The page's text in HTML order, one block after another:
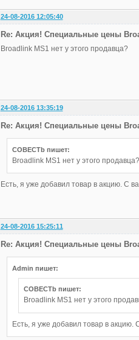
24-08-2016 12:05:40
Re: Акция! Специальные цены
Broadlink MS1 нет у этого продавца?
24-08-2016 13:35:19
Re: Акция! Специальные цены
COBECTb пишет:
Broadlink MS1 нет у этого продавца?
Есть, я уже добавил товар в акцию. С
24-08-2016 15:25:11
Re: Акция! Специальные цены
Admin пишет:
COBECTb пишет:
Broadlink MS1 нет у этого
Есть, я уже добавил товар в